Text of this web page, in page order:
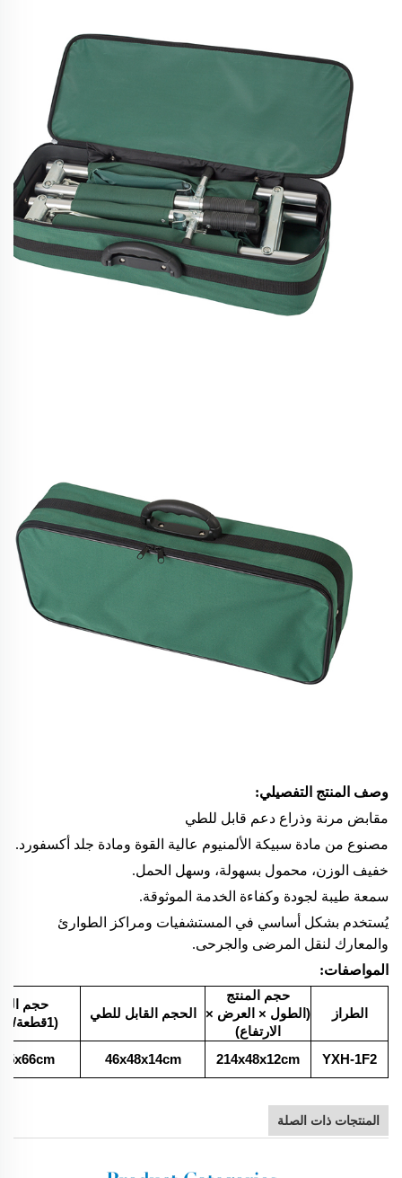
وصف المنتج التفصيلي:
مقابض مرنة وذراع دعم قابل للطي
مصنوع من مادة سبيكة الألمنيوم عالية القوة ومادة جلد أكسفورد.
خفيف الوزن، محمول بسهولة، وسهل الحمل.
سمعة طيبة لجودة وكفاءة الخدمة الموثوقة.
يُستخدم بشكل أساسي في المستشفيات ومراكز الطوارئ
والمعارك لنقل المرضى والجرحى.
المواصفات:
الطراز
حجم المنتج
(الطول × العرض ×
الارتفاع)
الحجم القابل للطي
حجم
(1قطعة/كرتون)
YXH-1F2
214x48x12cm
46x48x14cm
المنتجات ذات الصلة